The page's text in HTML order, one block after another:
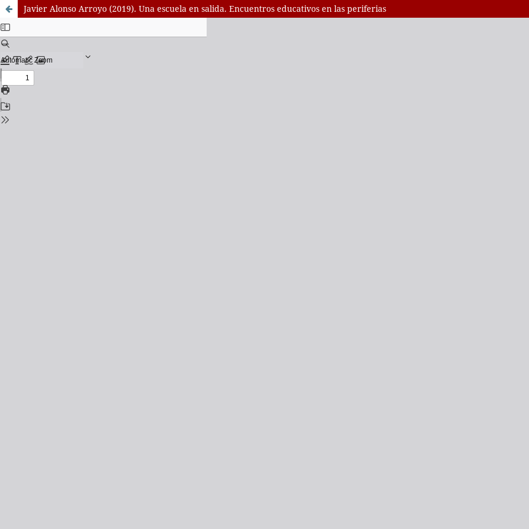
Javier Alonso Arroyo (2019). Una escuela en salida. Encuentros educativos en las periferias